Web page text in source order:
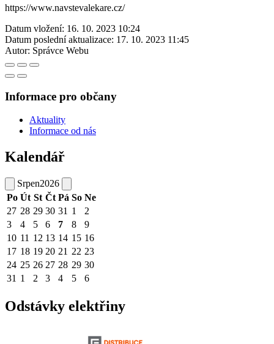
https://www.navstevalekare.cz/
Datum vložení: 16. 10. 2023 10:24
Datum poslední aktualizace: 17. 10. 2023 11:45
Autor: Správce Webu
Informace pro občany
Aktuality
Informace od nás
Kalendář
Srpen2026
Po Út St Čt Pá So Ne
27 28 29 30 31 1
2
3
4 5 6 7 8
9
10 11 12 13 14 15 16
17 18 19 20 21 22 23
24 25 26 27 28 29 30
31 1 2 3 4 5 6
Odstávky elektřiny